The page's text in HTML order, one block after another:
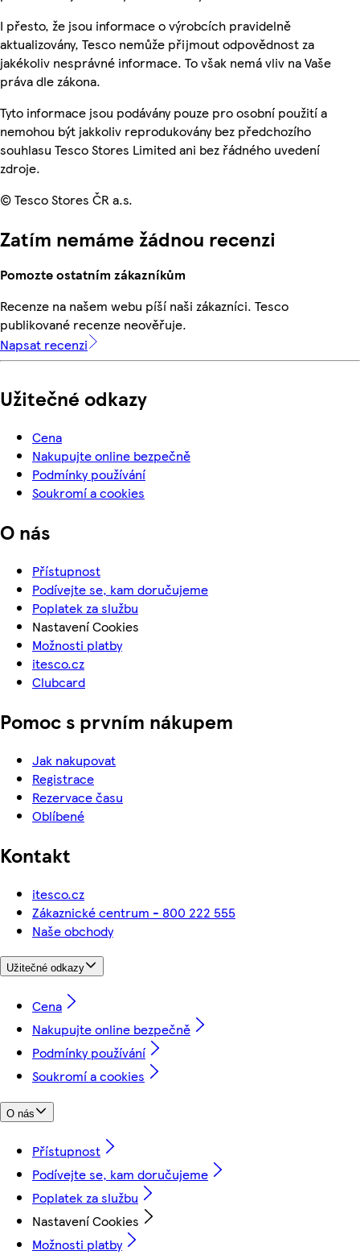
I přesto, že jsou informace o výrobcích pravidelně
aktualizovány, Tesco nemůže přijmout odpovědnost za
jakékoliv nesprávné informace. To však nemá vliv na Vaše
práva dle zákona.
Tyto informace jsou podávány pouze pro osobní použití a
nemohou být jakkoliv reprodukovány bez předchozího
souhlasu Tesco Stores Limited ani bez řádného uvedení
zdroje.
© Tesco Stores ČR a.s.
Zatím nemáme žádnou recenzi
Pomozte ostatním zákazníkům
Recenze na našem webu píší naši zákazníci. Tesco
publikované recenze neověřuje.
Napsat recenzi
Užitečné odkazy
Cena
Nakupujte online bezpečně
Podmínky používání
Soukromí a cookies
O nás
Přístupnost
Podívejte se, kam doručujeme
Poplatek za službu
Nastavení Cookies
Možnosti platby
itesco.cz
Clubcard
Pomoc s prvním nákupem
Jak nakupovat
Registrace
Rezervace času
Oblíbené
Kontakt
itesco.cz
Zákaznické centrum - 800 222 555
Naše obchody
Užitečné odkazy
Cena
Nakupujte online bezpečně
Podmínky používání
Soukromí a cookies
O nás
Přístupnost
Podívejte se, kam doručujeme
Poplatek za službu
Nastavení Cookies
Možnosti platby